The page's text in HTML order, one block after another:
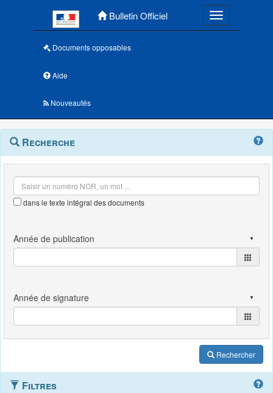
Bulletin Officiel Toggle
Documents opposables
Aide
Nouveautés
Navigation
outils
Menu
contextuel
Recherche
dans le texte intégral des documents
Rechercher
Filtres